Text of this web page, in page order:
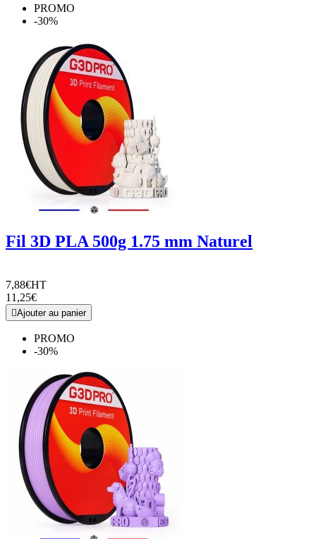
PROMO
-30%
Fil 3D PLA 500g 1.75 mm Naturel
7,88€HT
11,25€
Ajouter au panier
PROMO
-30%